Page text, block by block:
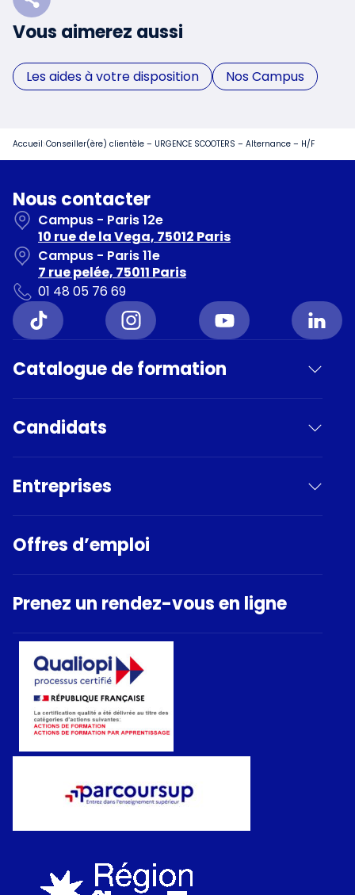
Vous aimerez aussi
Les aides à votre disposition Nos Campus
Accueil Conseiller(ère) clientèle – URGENCE SCOOTERS – Alternance – H/F
Nous contacter
Campus - Paris 12e
10 rue de la Vega, 75012 Paris
Campus - Paris 11e
7 rue pelée, 75011 Paris
01 48 05 76 69
Catalogue de formation
Candidats
Entreprises
Offres d’emploi
Prenez un rendez-vous en ligne